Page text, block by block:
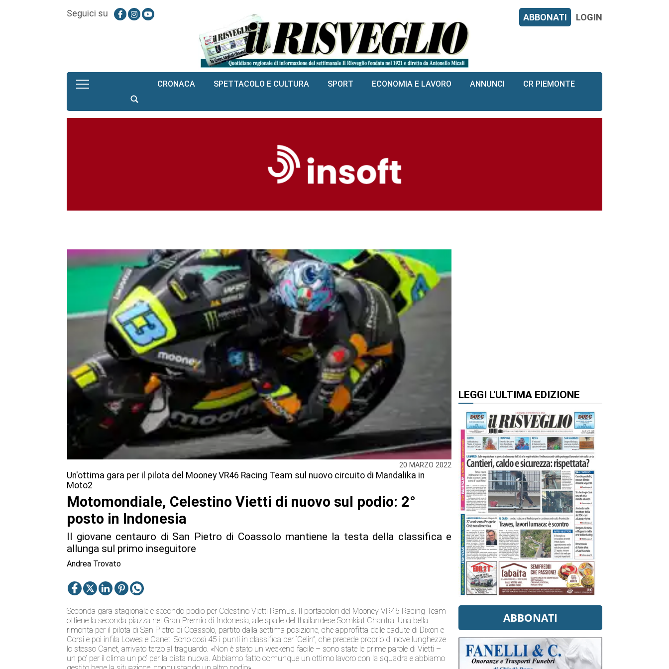
Seguici su ABBONATI LOGIN
CRONACA SPETTACOLO E CULTURA SPORT ECONOMIA E LAVORO ANNUNCI CR PIEMONTE
20 MARZO 2022
Un'ottima gara per il pilota del Mooney VR46 Racing Team sul nuovo circuito di Mandalika in
Moto2
Motomondiale, Celestino Vietti di nuovo sul podio: 2°
posto in Indonesia
Il giovane centauro di San Pietro di Coassolo mantiene la testa della classifica e
allunga sul primo inseguitore
Andrea Trovato
Seconda gara stagionale e secondo podio per Celestino Vietti Ramus. Il portacolori del Mooney VR46 Racing Team
ottiene la seconda piazza nel Gran Premio di Indonesia, alle spalle del thailandese Somkiat Chantra. Una bella
rimonta per il pilota di San Pietro di Coassolo, partito dalla settima posizione, che approfitta delle cadute di Dixon e
Corsi e poi infila Lowes e Canet. Sono così 45 i punti in classifica per “Celin”, che precede proprio di nove lunghezze
lo stesso Canet, arrivato terzo al traguardo. «Non è stato un weekend facile – sono state le prime parole di Vietti –
un po’ per il clima un po’ per la pista nuova. Abbiamo fatto comunque un ottimo lavoro con la squadra e abbiamo
LEGGI L'ULTIMA EDIZIONE
ABBONATI